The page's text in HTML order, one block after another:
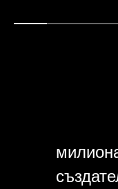
Надявам се, че
ще оживеят,
публика и ще